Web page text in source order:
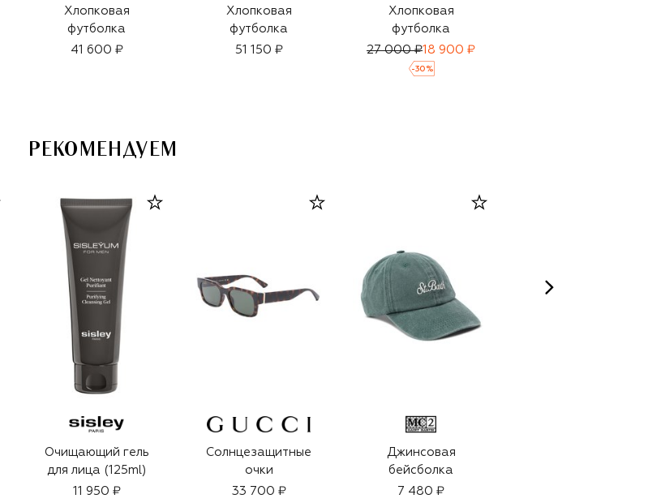
Хлопковая
футболка
41 600 ₽
Хлопковая
футболка
51 150 ₽
Хлопковая
футболка
27 000 ₽18 900 ₽
-30 %
РЕКОМЕНДУЕМ
Очищающий гель
для лица (125ml)
11 950 ₽
Солнцезащитные
очки
33 700 ₽
Джинсовая
бейсболка
7 480 ₽